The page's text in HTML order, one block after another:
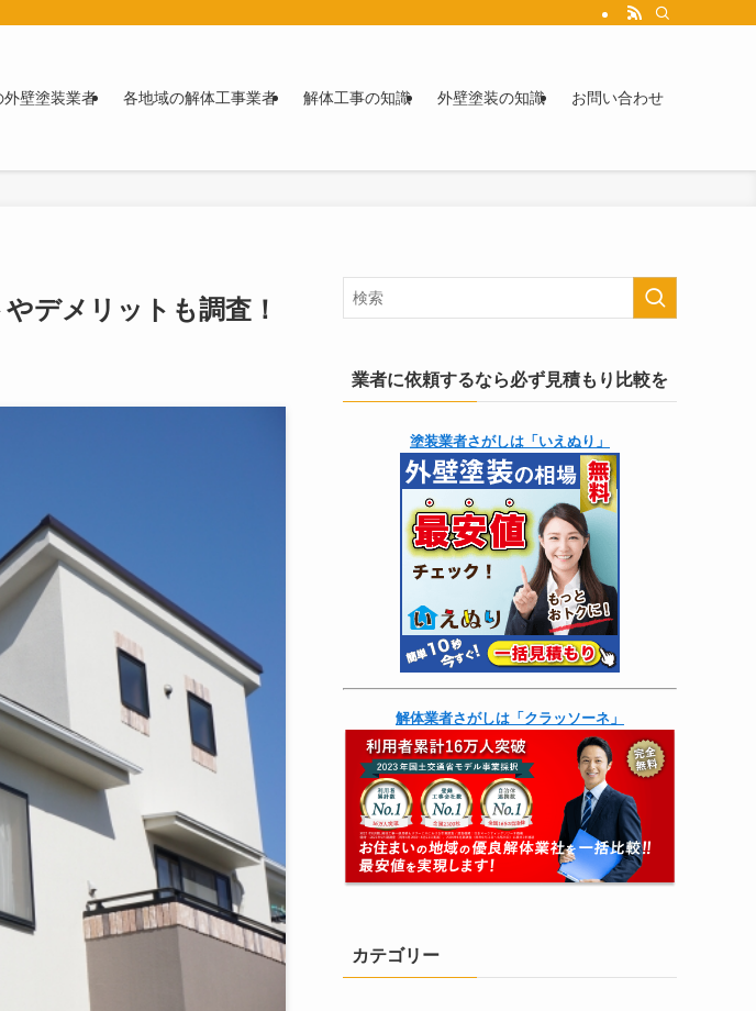
外壁塗装業者 各地域の解体工事業者 解体工事の知識 外壁塗装の知識 お問い合わせ
デメリットも調査！
業者に依頼するなら必ず見積もり比較を
塗装業者さがしは「いえぬり」
解体業者さがしは「クラッソーネ」
カテゴリー